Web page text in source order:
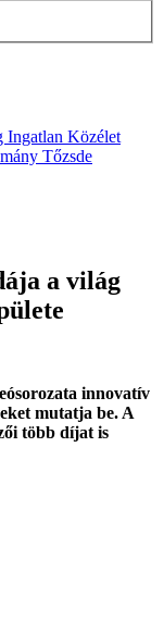
Ingatlan Közélet
Tőzsde
a világ
innovatív
mutatja be. A
több díjat is